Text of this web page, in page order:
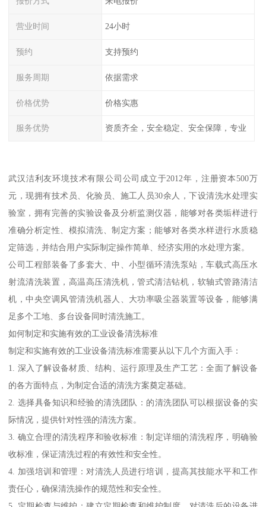
营业时间 24小时
预约 支持预约
服务周期 依据需求
价格优势 价格实惠
服务优势 资质齐全，安全稳定、安全保障，专业
武汉洁利友环境技术有限公司公司成立于2012年，注册资本500万
元，现拥有技术员、化验员、施工人员30余人，下设清洗水处理实
验室，拥有完善的实验设备及分析监测仪器，能够对各类垢样进行
准确分析定性、模拟清洗、制定方案；能够对各类水样进行水质稳
定筛选，并结合用户实际制定操作简单、经济实用的水处理方案。
公司工程部装备了多套大、中、小型循环清洗泵站，车载式高压水
射流清洗装置，高温高压清洗机，管式清洁钻机，软轴式管路清洁
机，中央空调风管清洗机器人、大功率吸尘器装置等设备，能够满
足多个工地、多台设备同时清洗施工。
如何制定和实施有效的工业设备清洗标准
制定和实施有效的工业设备清洗标准需要从以下几个方面入手：
1. 深入了解设备材质、结构、运行原理及生产工艺：全面了解设备
的各方面特点，为制定合适的清洗方案奠定基础。
2. 选择具备知识和经验的清洗团队：的清洗团队可以根据设备的实
际情况，提供针对性强的清洗方案。
3. 确立合理的清洗程序和验收标准：制定详细的清洗程序，明确验
收标准，保证清洗过程的有效性和安全性。
4. 加强培训和管理：对清洗人员进行培训，提高其技能水平和工作
责任心，确保清洗操作的规范性和安全性。